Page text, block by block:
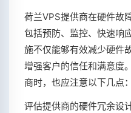
荷兰VPS提供商在硬件故
包括预防、监控、快速响
施不仅能够有效减少硬件
增强客户的信任和满意度
商时，也应注意以下几点：
评估提供商的硬件冗余设